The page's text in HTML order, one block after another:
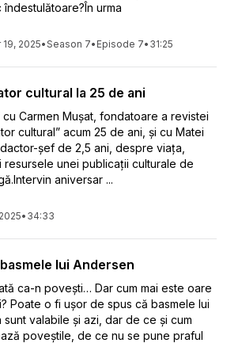
îndestulătoare?În urma
2025•Season 7• Episode 7• 31:25
cultural la 25 de ani
Carmen Mușat, fondatoare a revistei
cultural” acum 25 de ani, și cu Matei
șef de 2,5 ani, despre viața,
resursele unei publicații culturale de
aniversar ...
• 34:33
lui Andersen
ca-n povești… Dar cum mai este oare
Poate o fi ușor de spus că basmele lui
sunt valabile și azi, dar de ce și cum
poveștile, de ce nu se pune praful